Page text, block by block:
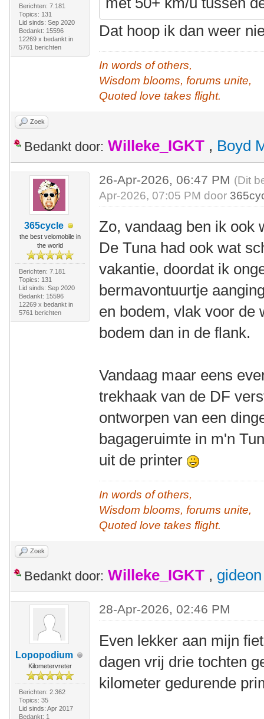
Berichten: 7.181
Topics: 131
Lid sinds: Sep 2020
Bedankt: 15596
12269 x bedankt in
5761 berichten
Dat hoop ik dan weer
In words of others,
Wisdom blooms, forums unite,
Quoted love takes flight.
Zoek
Bedankt door: Willeke_IGKT , Boyd
365cycle
the best velomobile in
the world
Berichten: 7.181
Topics: 131
Lid sinds: Sep 2020
Bedankt: 15596
12269 x bedankt in
5761 berichten
26-Apr-2026, 06:47 PM (Dit
Apr-2026, 07:05 PM door
Zo, vandaag ben ik ook
De Tuna had ook wat
vakantie, doordat ik
bermavontuurtje
en bodem, vlak voor de
bodem dan in de flank.
Vandaag maar eens
trekhaak van de DF
ontworpen van een
bagageruimte in m'n
uit de printer
In words of others,
Wisdom blooms, forums unite,
Quoted love takes flight.
Zoek
Bedankt door: Willeke_IGKT , gideon
Lopopodium
Kilometervreter
Berichten: 2.362
Topics: 35
Lid sinds: Apr 2017
Bedankt: 1
28-Apr-2026, 02:46 PM
Even lekker aan mijn
dagen vrij drie tochten
kilometer gedurende